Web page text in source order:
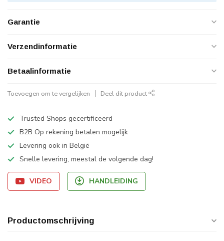
Garantie
Verzendinformatie
Betaalinformatie
Toevoegen om te vergelijken Deel dit product
Trusted Shops gecertificeerd
B2B Op rekening betalen mogelijk
Levering ook in België
Snelle levering, meestal de volgende dag!
VIDEO HANDLEIDING
Productomschrijving